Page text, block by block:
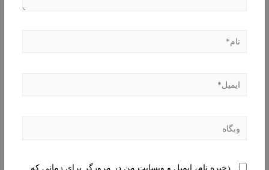
نام*
ایمیل*
وبگاه
ذخیره نام، ایمیل و وبسایت من در مرورگر برای زمانی که